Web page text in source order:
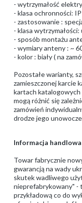
- wytrzymałość
- klasa ochronności:
- zastosowanie :
- klasa
- sposób montażu
- wymiary anteny : ~
- kolor : biały ( na
Pozostałe warianty,
zamieszczonej karcie
kartach katalogowych
mogą różnić się
zamówień
drodze jego
Informacja handlowa
Towar fabrycznie
gwarancją na wady
skutek wadliwego
nieprefabrykowany"
przykładową co do